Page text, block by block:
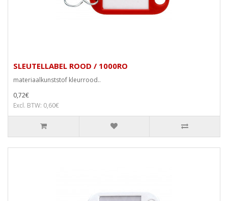
SLEUTELLABEL ROOD / 1000RO
materiaalkunststof kleurrood..
0,72€
Excl. BTW: 0,60€